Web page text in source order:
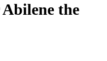
Abilene the